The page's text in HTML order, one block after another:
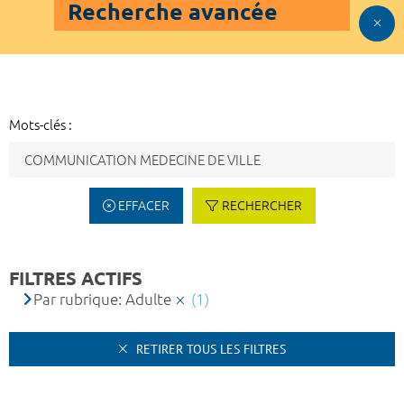
Recherche avancée
Mots-clés :
EFFACER RECHERCHER
FILTRES ACTIFS
Par rubrique: Adulte (1)
RETIRER TOUS LES FILTRES